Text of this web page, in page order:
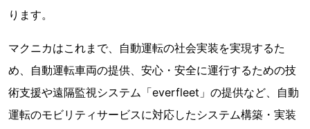
ります。
マクニカはこれまで、自動運転の社会実装を実現するた
め、自動運転車両の提供、安心・安全に運行するための技
術支援や遠隔監視システム「everfleet」の提供など、自動
運転のモビリティサービスに対応したシステム構築・実装